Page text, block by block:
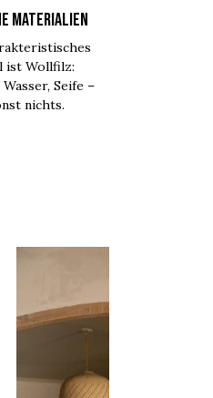
MATERIALIEN
ist Wollfilz:
Seife –
nichts.